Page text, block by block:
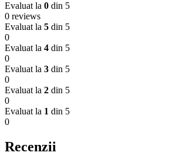
Evaluat la 0 din 5
0 reviews
Evaluat la 5 din 5
0
Evaluat la 4 din 5
0
Evaluat la 3 din 5
0
Evaluat la 2 din 5
0
Evaluat la 1 din 5
0
Recenzii